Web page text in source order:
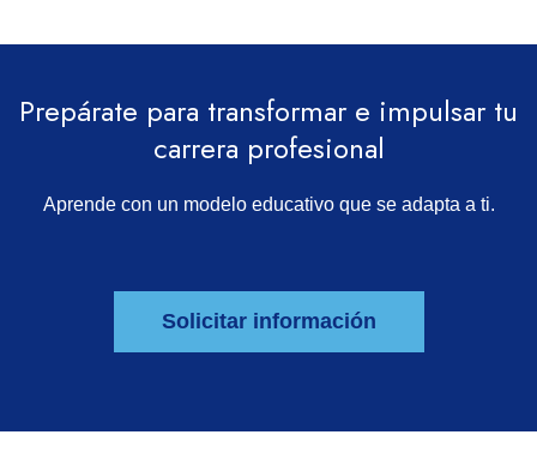
Prepárate para transformar e impulsar tu
carrera profesional
Aprende con un modelo educativo que se adapta a ti.
Solicitar información